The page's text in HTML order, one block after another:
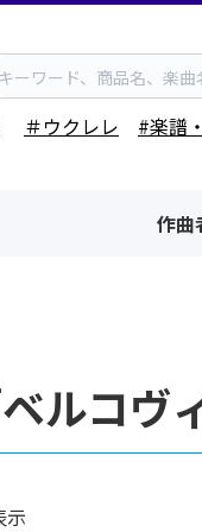
＃ウクレレ #楽譜
作曲
ルコ